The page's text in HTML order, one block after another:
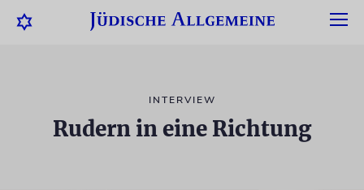
INTERVIEW
Rudern in eine Richtung